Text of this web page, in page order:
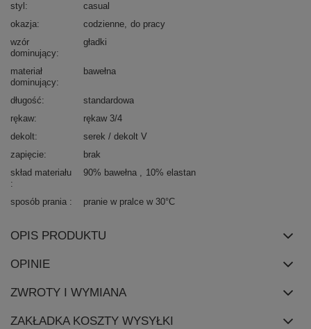
styl
casual
okazja
codzienne do pracy
wzór
dominujący
gładki
materiał
dominujący
bawełna
długość
standardowa
rękaw
rękaw 3/4
dekolt
serek / dekolt V
zapięcie
brak
skład materiału
90% bawełna 10% elastan
sposób prania pranie w pralce w 30°C
OPIS PRODUKTU
OPINIE
ZWROTY I WYMIANA
ZAKŁADKA KOSZTY WYSYŁKI